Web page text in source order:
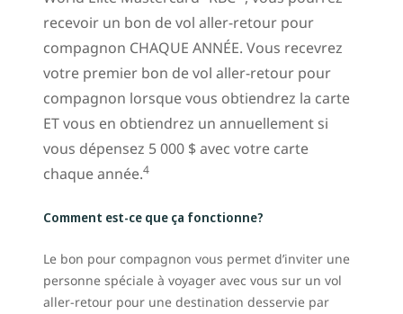
recevoir un bon de vol aller-retour pour
compagnon CHAQUE ANNÉE. Vous recevrez
votre premier bon de vol aller-retour pour
compagnon lorsque vous obtiendrez la carte
ET vous en obtiendrez un annuellement si
vous dépensez 5 000 $ avec votre carte
chaque année.4
Comment est-ce que ça fonctionne?
Le bon pour compagnon vous permet d’inviter une
personne spéciale à voyager avec vous sur un vol
aller-retour pour une destination desservie par